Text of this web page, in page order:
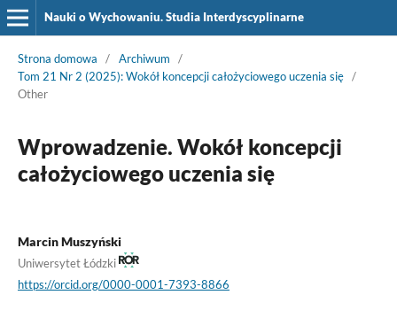
Nauki o Wychowaniu. Studia Interdyscyplinarne
Strona domowa / Archiwum
/
Tom 21 Nr 2 (2025): Wokół koncepcji całożyciowego uczenia się /
Other
Wprowadzenie. Wokół koncepcji
całożyciowego uczenia się
Marcin Muszyński
Uniwersytet Łódzki
https://orcid.org/0000-0001-7393-8866